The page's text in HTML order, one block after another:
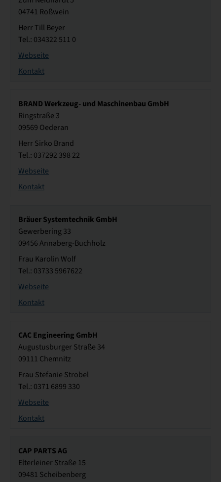
04741 Roßwein
Herr Till Beyer
Tel.: 034322 511 0
Webseite
Kontakt
BRAND Werkzeug- und Maschinenbau GmbH
Ringstraße 3
09569 Oederan
Herr Sirko Brand
Tel.: 037292 398 22
Webseite
Kontakt
Bräuer Systemtechnik GmbH
Gewerbering 33
09456 Annaberg-Buchholz
Frau Karolin Wolf
Tel.: 03733 5967622
Webseite
Kontakt
CAC Engineering GmbH
Augustusburger Straße 34
09111 Chemnitz
Frau Stefanie Strobel
Tel.: 0371 6899 330
Webseite
Kontakt
CAP PARTS AG
Elterleiner Straße 15
09481 Scheibenberg